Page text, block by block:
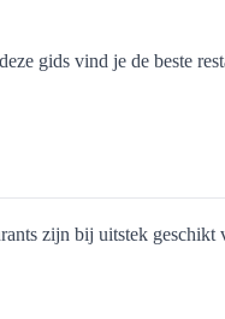
gids vind je de beste
zijn bij uitstek geschikt